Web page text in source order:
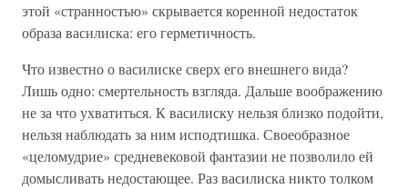
этой «странностью» скрывается коренной недостаток
образа василиска: его герметичность.
Что известно о василиске сверх его внешнего вида?
Лишь одно: смертельность взгляда. Дальше воображению
не за что ухватиться. К василиску нельзя близко подойти,
нельзя наблюдать за ним исподтишка. Своеобразное
«целомудрие» средневековой фантазии не позволило ей
домысливать недостающее. Раз василиска никто толком